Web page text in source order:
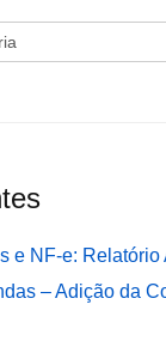
e NF-e:
– Adição da